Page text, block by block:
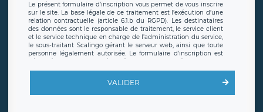
Le présent formulaire d’inscription vous permet de vous inscrire
sur le site. La base légale de ce traitement est l’exécution d’une
relation contractuelle (article 6.1.b du RGPD). Les destinataires
des données sont le responsable de traitement, le service client
et le service technique en charge de l’administration du service,
le sous-traitant Scalingo gérant le serveur web, ainsi que toute
personne légalement autorisée. Le formulaire d’inscription est
offrant desclauses de protection conformes au RGPD. Les
en sollicite la suppression, étant entendu que vous pouvez
demander la suppression de vos données et retirer votre
VALIDER